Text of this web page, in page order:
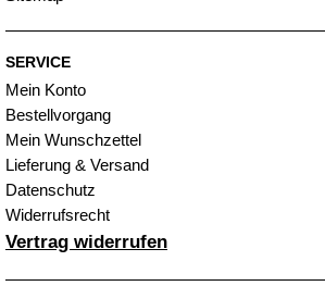
SERVICE
Mein Konto
Bestellvorgang
Mein Wunschzettel
Lieferung & Versand
Datenschutz
Widerrufsrecht
Vertrag widerrufen